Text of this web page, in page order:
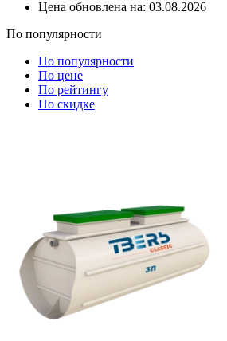
Цена обновлена на: 03.08.2026
По популярности
По популярности
По цене
По рейтингу
По скидке